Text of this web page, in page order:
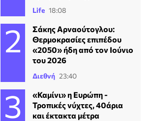
Life 18:08
Σάκης Αρναούτογλου:
Θερμοκρασίες επιπέδου
«2050» ήδη από τον Ιούνιο
του 2026
Διεθνή 23:40
«Καμίνι» η Ευρώπη -
Τροπικές νύχτες, 40άρια
και έκτακτα μέτρα